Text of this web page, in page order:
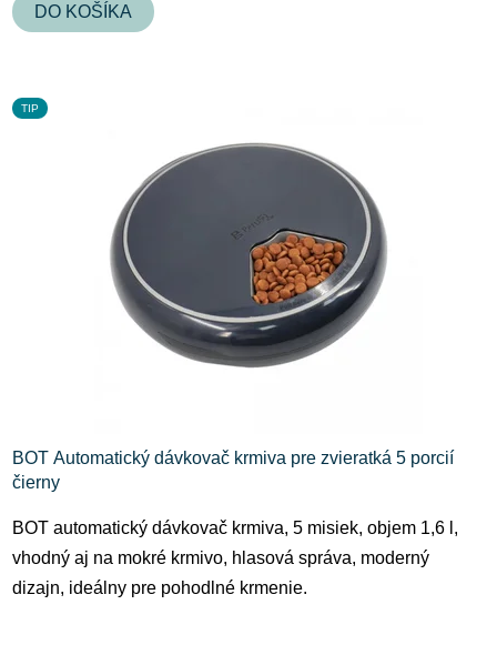
DO KOŠÍKA
TIP
BOT Automatický dávkovač krmiva pre zvieratká 5 porcií
čierny
BOT automatický dávkovač krmiva, 5 misiek, objem 1,6 l,
vhodný aj na mokré krmivo, hlasová správa, moderný
dizajn, ideálny pre pohodlné krmenie.